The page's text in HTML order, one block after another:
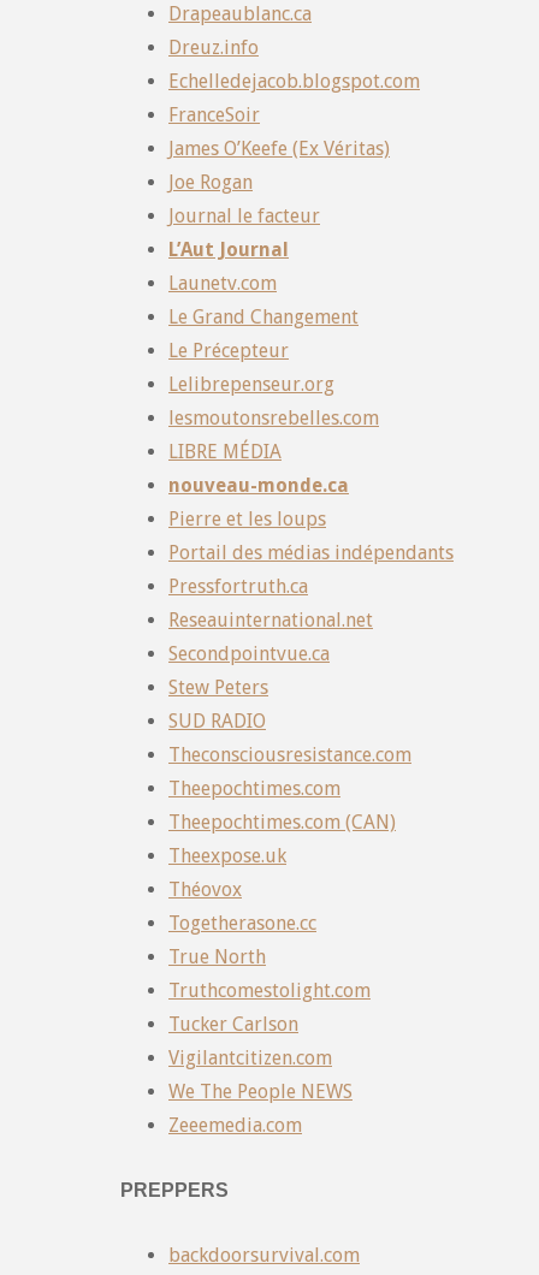
Drapeaublanc.ca
Dreuz.info
Echelledejacob.blogspot.com
FranceSoir
James O’Keefe (Ex Véritas)
Joe Rogan
Journal le facteur
L’Aut Journal
Launetv.com
Le Grand Changement
Le Précepteur
Lelibrepenseur.org
lesmoutonsrebelles.com
LIBRE MÉDIA
nouveau-monde.ca
Pierre et les loups
Portail des médias indépendants
Pressfortruth.ca
Reseauinternational.net
Secondpointvue.ca
Stew Peters
SUD RADIO
Theconsciousresistance.com
Theepochtimes.com
Theepochtimes.com (CAN)
Theexpose.uk
Théovox
Togetherasone.cc
True North
Truthcomestolight.com
Tucker Carlson
Vigilantcitizen.com
We The People NEWS
Zeeemedia.com
PREPPERS
backdoorsurvival.com